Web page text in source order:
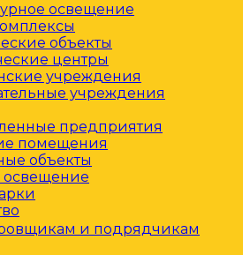
освещение
объекты
центры
учреждения
учреждения
предприятия
помещения
объекты
освещение
и подрядчикам